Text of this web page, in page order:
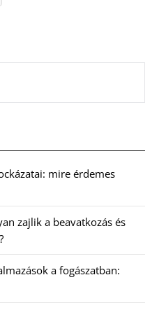
mire érdemes
zajlik a beavatkozás és
a fogászatban: